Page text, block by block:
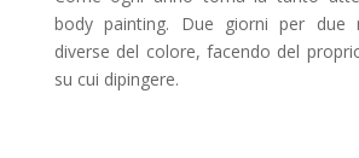
body painting. Due giorni per due
diverse del colore, facendo del
su cui dipingere.